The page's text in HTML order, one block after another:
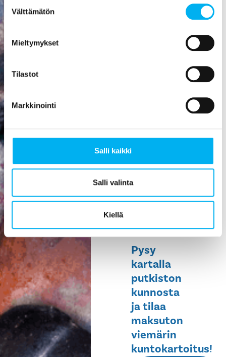
valinta
Välttämätön
Mieltymykset
Tilastot
Markkinointi
Salli kaikki
Salli valinta
Kiellä
homehtumisen.
parantaa
viihtyisyyttä,
ehkäisee
vesivahinkoja,
helpottaa
pidentää
elinikää.
Pysy
kartalla
putkiston
kunnosta
ja tilaa
maksuton
viemärin
kuntokartoitus!